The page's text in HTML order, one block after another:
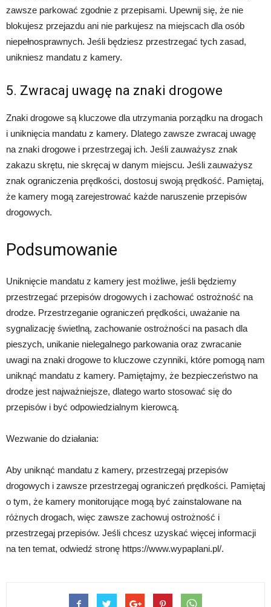
zawsze parkować zgodnie z przepisami. Upewnij się, że nie
blokujesz przejazdu ani nie parkujesz na miejscach dla osób
niepełnosprawnych. Jeśli będziesz przestrzegać tych zasad,
unikniesz mandatu z kamery.
5. Zwracaj uwagę na znaki drogowe
Znaki drogowe są kluczowe dla utrzymania porządku na drogach
i uniknięcia mandatu z kamery. Dlatego zawsze zwracaj uwagę
na znaki drogowe i przestrzegaj ich. Jeśli zauważysz znak
zakazu skrętu, nie skręcaj w danym miejscu. Jeśli zauważysz
znak ograniczenia prędkości, dostosuj swoją prędkość. Pamiętaj,
że kamery mogą zarejestrować każde naruszenie przepisów
drogowych.
Podsumowanie
Uniknięcie mandatu z kamery jest możliwe, jeśli będziemy
przestrzegać przepisów drogowych i zachować ostrożność na
drodze. Przestrzeganie ograniczeń prędkości, uważanie na
sygnalizację świetlną, zachowanie ostrożności na pasach dla
pieszych, unikanie nielegalnego parkowania oraz zwracanie
uwagi na znaki drogowe to kluczowe czynniki, które pomogą nam
uniknąć mandatu z kamery. Pamiętajmy, że bezpieczeństwo na
drodze jest najważniejsze, dlatego warto stosować się do
przepisów i być odpowiedzialnym kierowcą.
Wezwanie do działania:
Aby uniknąć mandatu z kamery, przestrzegaj przepisów
drogowych i zawsze przestrzegaj ograniczeń prędkości. Pamiętaj
o tym, że kamery monitorujące mogą być zainstalowane na
różnych drogach, więc zawsze zachowuj ostrożność i
przestrzegaj przepisów. Jeśli chcesz uzyskać więcej informacji
na ten temat, odwiedź stronę https://www.wypaplani.pl/.